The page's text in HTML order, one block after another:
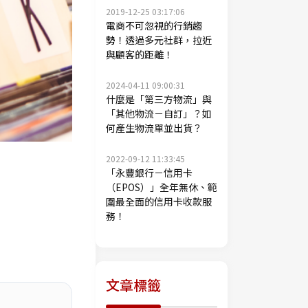
2019-12-25 03:17:06
電商不可忽視的行銷趨
勢！透過多元社群，拉近
與顧客的距離！
2024-04-11 09:00:31
什麼是「第三方物流」與
「其他物流－自訂」？如
何產生物流單並出貨？
2022-09-12 11:33:45
「永豐銀行－信用卡
（EPOS）」全年無休、範
圍最全面的信用卡收款服
務！
文章標籤